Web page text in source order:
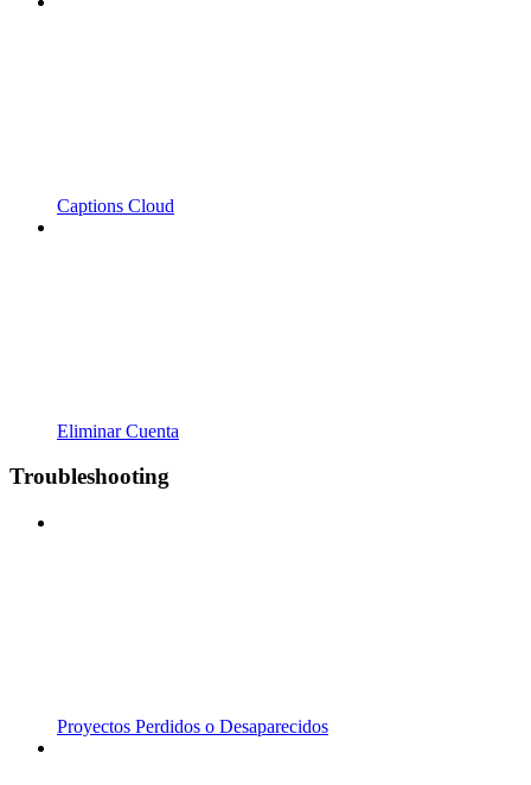
Captions Cloud
Eliminar Cuenta
Troubleshooting
Proyectos Perdidos o Desaparecidos